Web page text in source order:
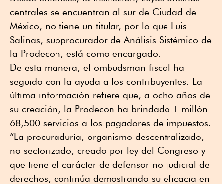
centrales se encuentran al sur de Ciudad de
México, no tiene un titular, por lo que Luis
Salinas, subprocurador de Análisis Sistémico de
la Prodecon, está como encargado.
De esta manera, el ombudsman fiscal ha
seguido con la ayuda a los contribuyentes. La
última información refiere que, a ocho años de
su creación, la Prodecon ha brindado 1 millón
68,500 servicios a los pagadores de impuestos.
“La procuraduría, organismo descentralizado,
no sectorizado, creado por ley del Congreso y
que tiene el carácter de defensor no judicial de
derechos, continúa demostrando su eficacia en